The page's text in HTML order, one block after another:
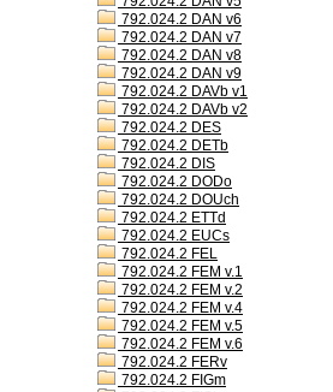
792.024.2 DAN v6
792.024.2 DAN v7
792.024.2 DAN v8
792.024.2 DAN v9
792.024.2 DAVb v1
792.024.2 DAVb v2
792.024.2 DES
792.024.2 DETb
792.024.2 DIS
792.024.2 DODo
792.024.2 DOUch
792.024.2 ETTd
792.024.2 EUCs
792.024.2 FEL
792.024.2 FEM v.1
792.024.2 FEM v.2
792.024.2 FEM v.4
792.024.2 FEM v.5
792.024.2 FEM v.6
792.024.2 FERv
792.024.2 FIGm